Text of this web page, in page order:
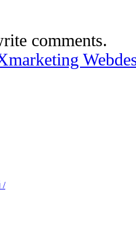
comments.
/